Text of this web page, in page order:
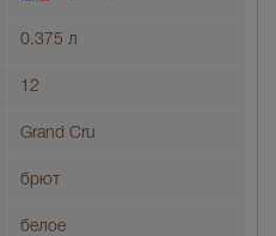
0.375 л
12
Grand Cru
брют
белое